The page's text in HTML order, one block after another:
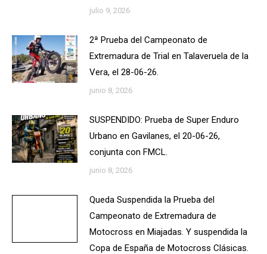
julio 9, 2026
2ª Prueba del Campeonato de
Extremadura de Trial en Talaveruela de la
Vera, el 28-06-26.
junio 8, 2026
SUSPENDIDO: Prueba de Super Enduro
Urbano en Gavilanes, el 20-06-26,
conjunta con FMCL.
junio 8, 2026
Queda Suspendida la Prueba del
Campeonato de Extremadura de
Motocross en Miajadas. Y suspendida la
Copa de España de Motocross Clásicas.